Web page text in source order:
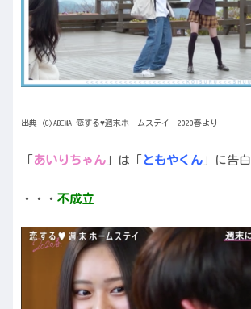
出典 (C)ABEMA 恋する♥週末ホームステイ 2020春より
あいりちゃん 」は「 ともやくん 」に告白
・・・ 不成立